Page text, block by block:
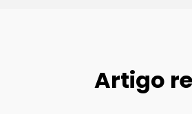
Artigo